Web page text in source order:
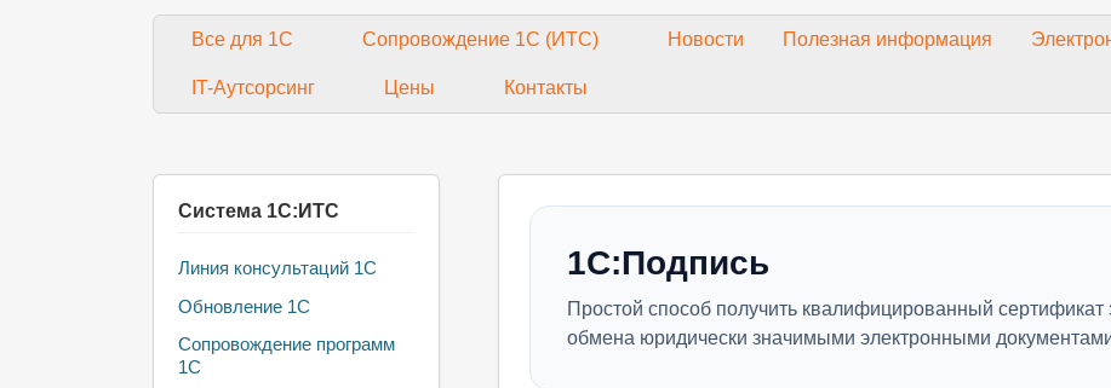
Все для 1С Сопровождение 1С (ИТС) Новости Полезная информация
IT-Аутсорсинг Цены Контакты
Система 1С:ИТС
Линия консультаций 1С
Обновление 1С
Сопровождение программ
1С
1С:Подпись
Простой способ получить квалифицированный
обмена юридически значимыми электронными